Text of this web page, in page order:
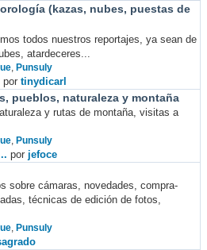
(kazas, nubes, puestas de
todos nuestros reportajes, ya sean de
atardeceres...
, Punsuly
por tinydicarl
pueblos, naturaleza y montaña
y rutas de montaña, visitas a
, Punsuly
por jefoce
sobre cámaras, novedades, compra-
técnicas de edición de fotos,
, Punsuly